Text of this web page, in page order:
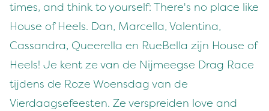
times, and think to yourself: There's no place like
House of Heels. Dan, Marcella, Valentina,
Cassandra, Queerella en RueBella zijn House of
Heels! Je kent ze van de Nijmeegse Drag Race
tijdens de Roze Woensdag van de
Vierdaagsefeesten. Ze verspreiden love and